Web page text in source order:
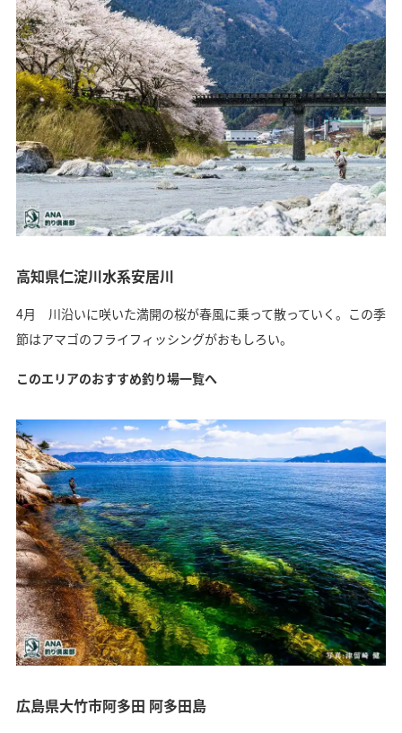
高知県仁淀川水系安居川
4月 川沿いに咲いた満開の桜が春風に乗って散っていく。この季
節はアマゴのフライフィッシングがおもしろい。
このエリアのおすすめ釣り場一覧へ
広島県大竹市阿多田 阿多田島